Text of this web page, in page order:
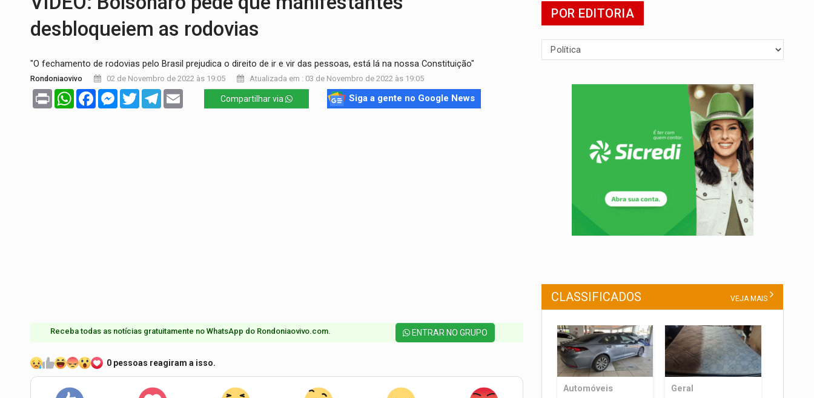
SAÚDE: Anvisa desmente boato sobre presença de plástico ou petróleo em ovos
VÍDEO:
AÇÃO CONJUNTA:Forças policiais apreendem cerca de 1kg de ouro em Rondônia
PF ESTÁ APURANDO: Flávio Bolsonaro escolhe Alfredo Gaspar como vice, alvo de denúncia por estupro
desbloqueiem as rodovias
"O fechamento de rodovias pelo Brasil prejudica o direito de ir e vir das pessoas, está lá na nossa Constituição"
Rondoniaovivo 02 de Novembro de 2022 às 19:05 Atualizada em : 03 de Novembro de 2022 às 19:05
Print WhatsAppFacebookMessenger
TwitterTelegram Compartilhar via Siga a gente no Google News
Receba todas as notícias gratuitamente no WhatsApp do Rondoniaovivo.com.​ ENTRAR NO GRUPO
0 pessoas reagiram a isso.
POR EDITORIA
CLASSIFICADOS VEJA MAIS
Automóveis Geral